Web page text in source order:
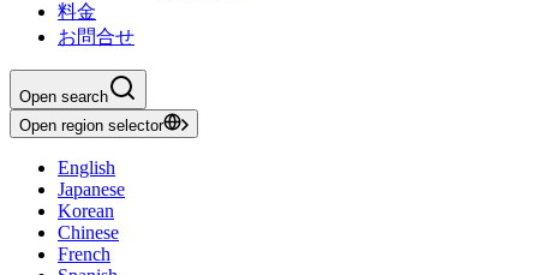
料金
お問合せ
Open search
Open region selector
English
Japanese
Korean
Chinese
French